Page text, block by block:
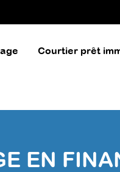
Courtier prêt
EN